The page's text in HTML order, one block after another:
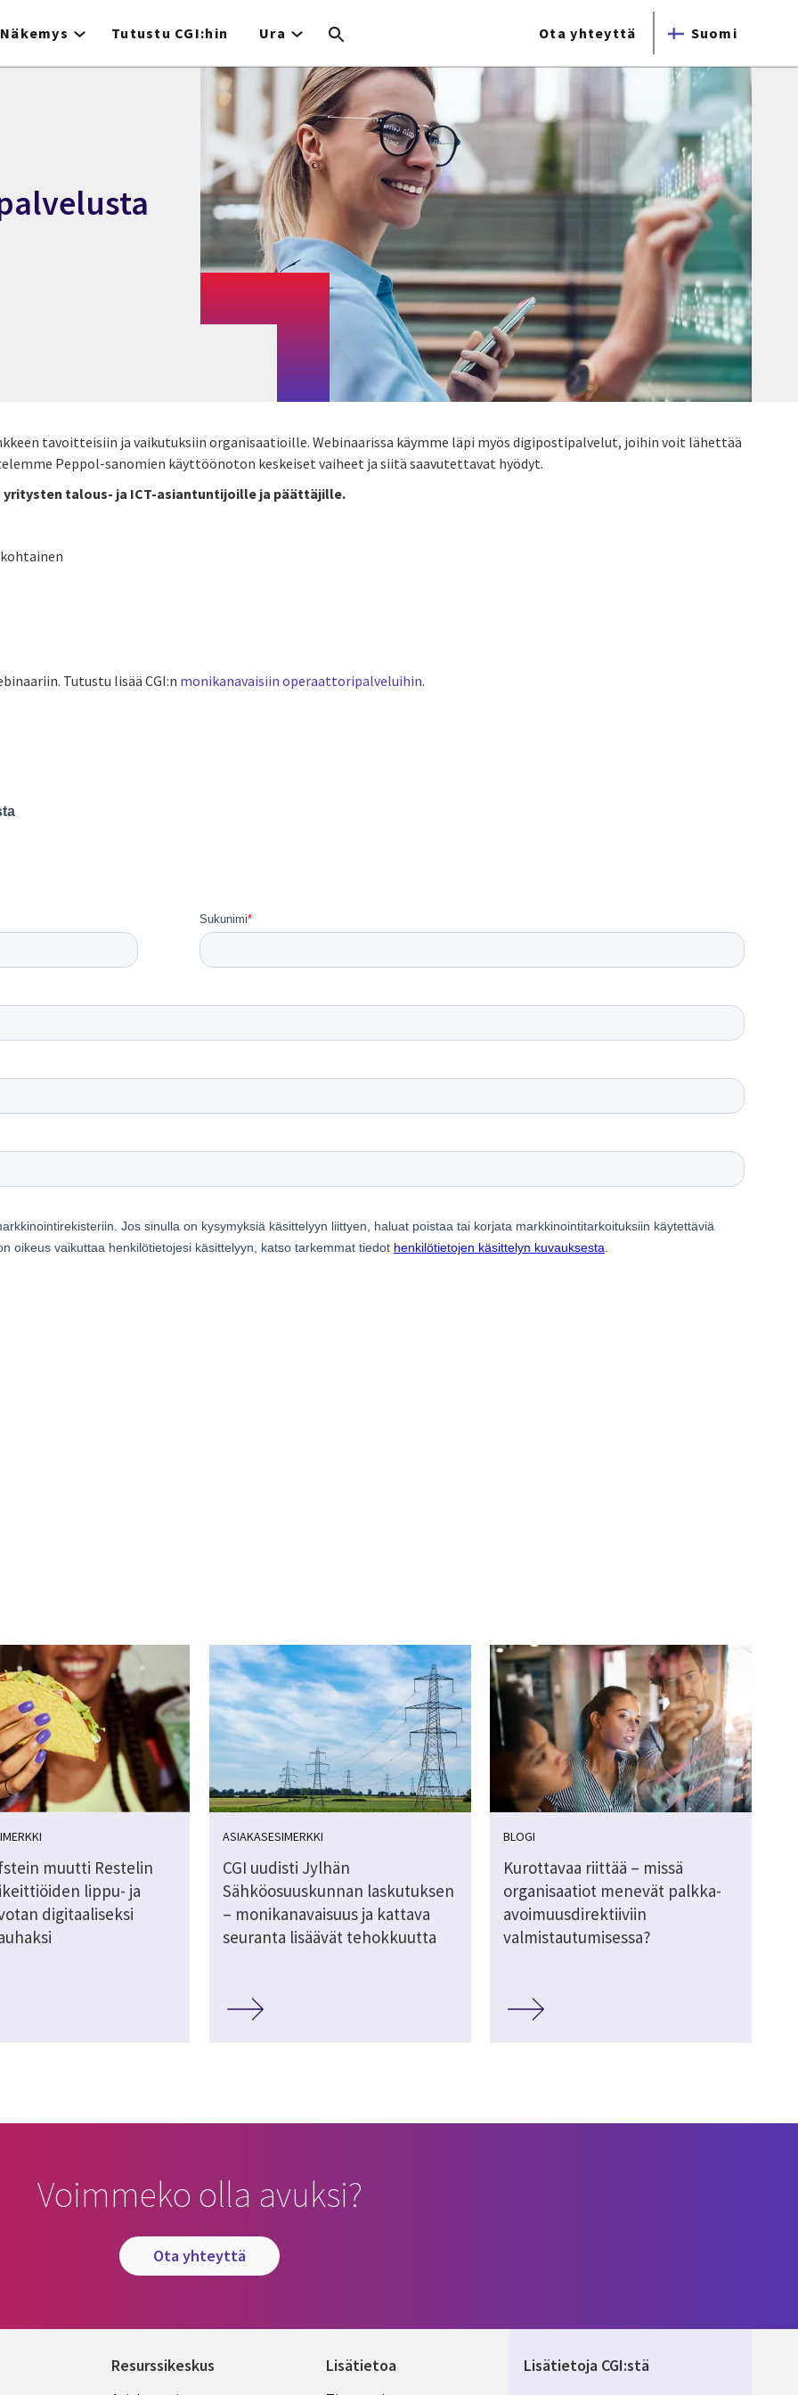
Näkemys Tutustu CGI:hin Ura Ota yhteyttä Suomi
tavoitteisiin ja vaikutuksiin organisaatioille. Webinaarissa käymme läpi myös digipostipalvelut, joihin voit lähettää
Peppol-sanomien käyttöönoton keskeiset vaiheet ja siitä saavutettavat hyödyt.
talous- ja ICT-asiantuntijoille ja päättäjille.
Tutustu lisää CGI:n monikanavaisiin operaattoripalveluihin.
on Print
muutti Restelin
lippu- ja
digitaaliseksi
ASIAKASESIMERKKI
CGI uudisti Jylhän
Sähköosuuskunnan laskutuksen
– monikanavaisuus ja kattava
seuranta lisäävät tehokkuutta
BLOGI
Kurottavaa riittää – missä
organisaatiot menevät palkka-
avoimuusdirektiiviin
valmistautumisessa?
Voimmeko olla avuksi?
ota yhteyttä
Resurssikeskus Lisätietoa Lisätietoja CGI:stä